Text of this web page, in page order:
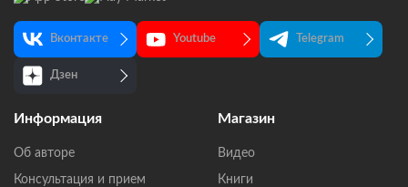
Вконтакте Youtube Telegram
Дзен
Информация
Об авторе
Консультация и прием
Магазин
Видео
Книги